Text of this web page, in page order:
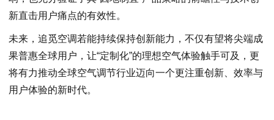
新直击用户痛点的有效性。
未来，追觅空调若能持续保持创新能力，不仅有望将尖端成
果普惠全球用户，让“定制化”的理想空气体验触手可及，更
将有力推动全球空气调节行业迈向一个更注重创新、效率与
用户体验的新时代。